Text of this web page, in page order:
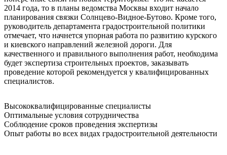
2014 года, то в планы ведомства Москвы входит начало
планирования связки Солнцево-Видное-Бутово. Кроме того,
руководитель департамента градостроительной политики
отмечает, что начнется упорная работа по развитию курского
и киевского направлений железной дороги. Для
качественного и правильного выполнения работ, необходима
будет экспертиза строительных проектов, заказывать
проведение которой рекомендуется у квалифицированных
специалистов.
Высококвалифицированные специалисты
Оптимальные условия сотрудничества
Соблюдение сроков проведения экспертизы
Опыт работы во всех видах градостроительной деятельности